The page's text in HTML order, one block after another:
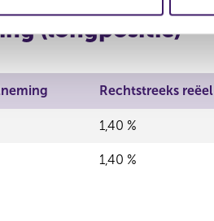
(longpositie)
Rechtstreeks reëel
1,40 %
1,40 %